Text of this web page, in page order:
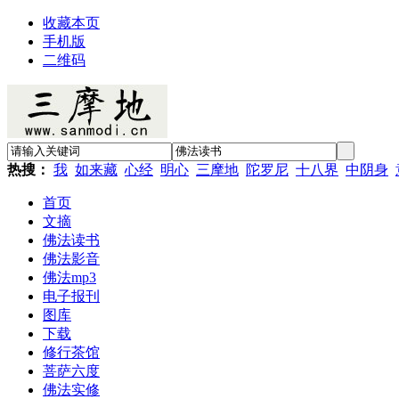
收藏本页
手机版
二维码
热搜： 我 如来藏 心经 明心 三摩地 陀罗尼 十八界 中阴身
首页
文摘
佛法读书
佛法影音
佛法mp3
电子报刊
图库
下载
修行茶馆
菩萨六度
佛法实修